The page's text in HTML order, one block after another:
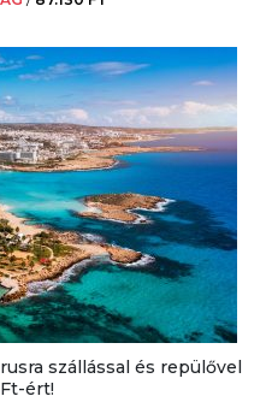
szállással és repülővel
ért!